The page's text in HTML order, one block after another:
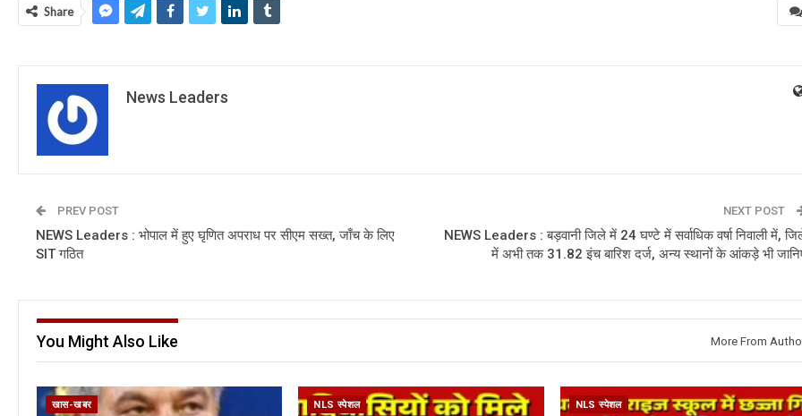
Share
News Leaders
PREV POST
NEWS Leaders : भोपाल में हुए घृणित अपराध पर सीएम सख्त, जाँच के लिए
SIT गठित
NEXT POST
NEWS Leaders : बड़वानी जिले में 24 घण्टे में सर्वाधिक वर्षा निवाली में,
में अभी तक 31.82 इंच बारिश दर्ज, अन्य स्थानों के आंकड़े भी
You Might Also Like More From
खास-खबर NLS स्पेशल NLS स्पेशल